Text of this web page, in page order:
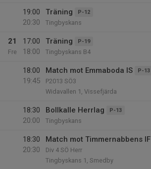
19:00
20:30
Träning P-12
Tingbyskans
21
Fre
17:00
18:00
Träning P-19
Tingbyskans B4
18:00
19:45
Match mot Emmaboda IS P-13
P2013 SÖ3
Widavallen 1, Vissefjärda
18:30
20:00
Bollkalle Herrlag P-13
Tingbyskans
18:30
20:30
Match mot Timmernabbens IF
Div 4 SÖ Herr
Tingbyskans 1, Smedby